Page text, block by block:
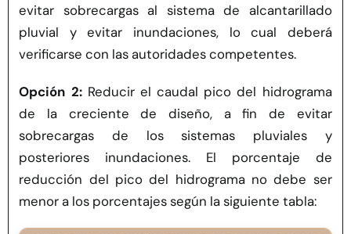
evitar sobrecargas al sistema de alcantarillado
pluvial y evitar inundaciones, lo cual deberá
verificarse con las autoridades competentes.
Opción 2:Reducir el caudal pico del hidrograma
de la creciente de diseño, a fin de evitar
sobrecargas de los sistemas pluviales y
posteriores inundaciones. El porcentaje de
reducción del pico del hidrograma no debe ser
menor a los porcentajes según la siguiente tabla: